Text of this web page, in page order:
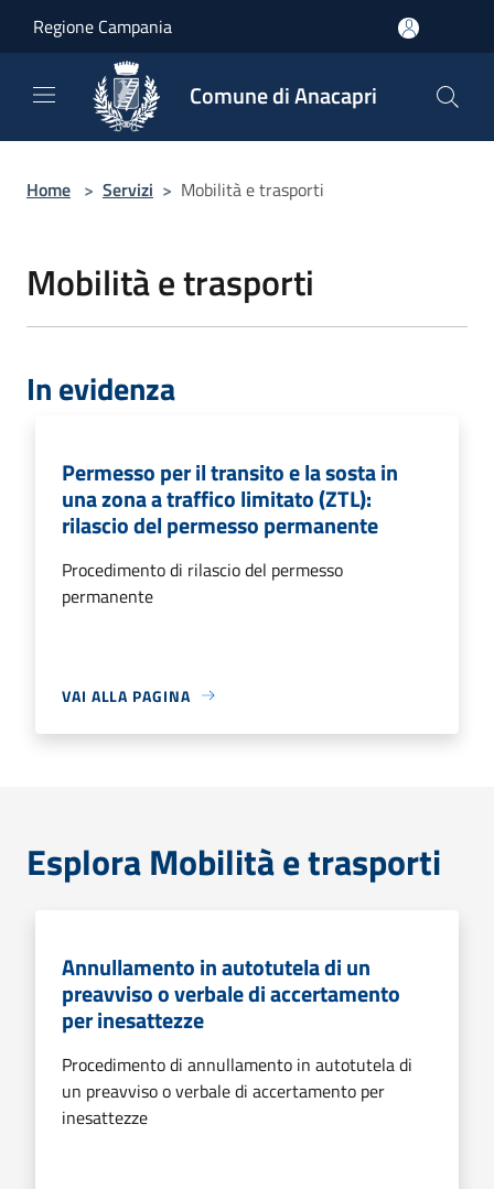
Regione Campania
Comune di Anacapri
Home > Servizi > Mobilità e trasporti
Mobilità e trasporti
In evidenza
Permesso per il transito e la sosta in
una zona a traffico limitato (ZTL):
rilascio del permesso permanente
Procedimento di rilascio del permesso
permanente
VAI ALLA PAGINA
Esplora Mobilità e trasporti
Annullamento in autotutela di un
preavviso o verbale di accertamento
per inesattezze
Procedimento di annullamento in autotutela di
un preavviso o verbale di accertamento per
inesattezze